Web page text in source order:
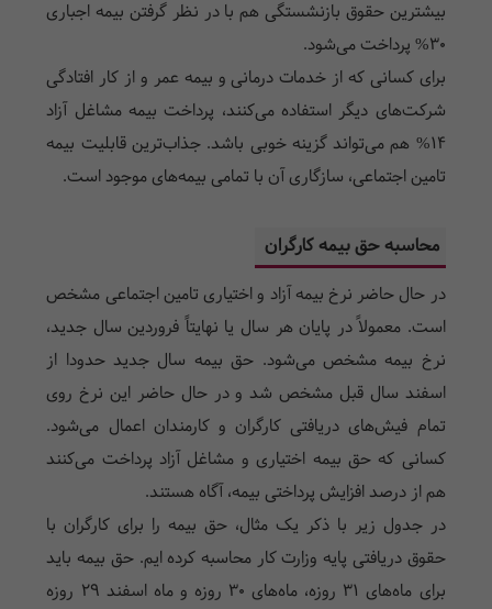
بیشترین حقوق بازنشستگی هم با در نظر گرفتن بیمه اجباری
30% پرداخت می‌شود.
برای کسانی که از خدمات درمانی و بیمه عمر و از کار افتادگی
شرکت‌های دیگر استفاده می‌کنند، پرداخت بیمه مشاغل آزاد
14% هم می‌تواند گزینه خوبی باشد. جذاب‌ترین قابلیت بیمه
تامین اجتماعی، سازگاری آن با تمامی بیمه‌های موجود است.
محاسبه حق بیمه کارگران
در حال حاضر نرخ بیمه آزاد و اختیاری تامین اجتماعی مشخص
است. معمولاً در پایان هر سال یا نهایتاً فروردین سال جدید،
نرخ بیمه مشخص می‌شود. حق بیمه سال جدید حدودا از
اسفند سال قبل مشخص شد و در حال حاضر این نرخ روی
تمام فیش‌های دریافتی کارگران و کارمندان اعمال می‌شود.
کسانی که حق بیمه اختیاری و مشاغل آزاد پرداخت می‌کنند
هم از درصد افزایش پرداختی بیمه، آگاه هستند.
در جدول زیر با ذکر یک مثال، حق بیمه را برای کارگران با
حقوق دریافتی پایه وزارت کار محاسبه کرده ایم. حق بیمه باید
برای ماه‌های ۳۱ روزه، ماه‌های ۳۰ روزه و ماه اسفند ۲۹ روزه